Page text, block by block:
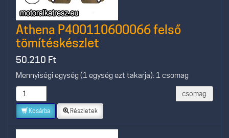
Athena P400110600066 felső
tömítéskészlet
50.210 Ft
Mennyiségi egység (1 egység ezt takarja): 1 csomag
csomag
Kosárba Részletek